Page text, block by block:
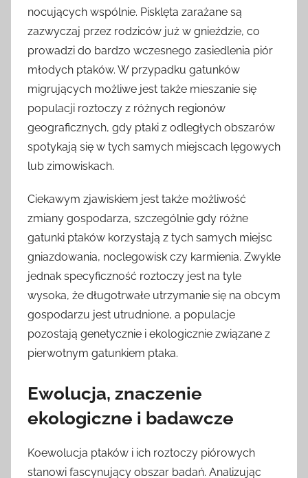
nocujących wspólnie. Pisklęta zarażane są
zazwyczaj przez rodziców już w gnieździe, co
prowadzi do bardzo wczesnego zasiedlenia piór
młodych ptaków. W przypadku gatunków
migrujących możliwe jest także mieszanie się
populacji roztoczy z różnych regionów
geograficznych, gdy ptaki z odległych obszarów
spotykają się w tych samych miejscach lęgowych
lub zimowiskach.
Ciekawym zjawiskiem jest także możliwość
zmiany gospodarza, szczególnie gdy różne
gatunki ptaków korzystają z tych samych miejsc
gniazdowania, noclegowisk czy karmienia. Zwykle
jednak specyficzność roztoczy jest na tyle
wysoka, że długotrwałe utrzymanie się na obcym
gospodarzu jest utrudnione, a populacje
pozostają genetycznie i ekologicznie związane z
pierwotnym gatunkiem ptaka.
Ewolucja, znaczenie
ekologiczne i badawcze
Koewolucja ptaków i ich roztoczy piórowych
stanowi fascynujący obszar badań. Analizując